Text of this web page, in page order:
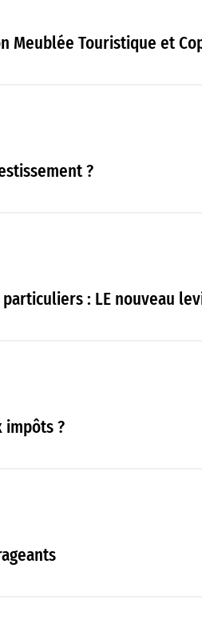
Meublée Touristique et
?
: LE nouveau
impôts ?